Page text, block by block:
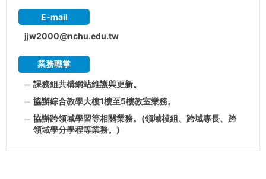
E-mail
jjw2000@nchu.edu.tw
業務職掌
課務組共構網站維護與更新。
協辦綜合教學大樓1樓至5樓教室業務。
協辦跨領域學習等相關業務。(領域模組、跨域專長、跨
領域學分學程等業務。)